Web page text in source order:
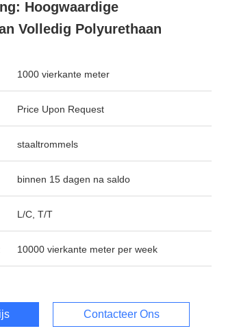
Hoogwaardige
Volledig Polyurethaan
1000 vierkante meter
Price Upon Request
staaltrommels
binnen 15 dagen na saldo
L/C, T/T
10000 vierkante meter per week
Contacteer Ons